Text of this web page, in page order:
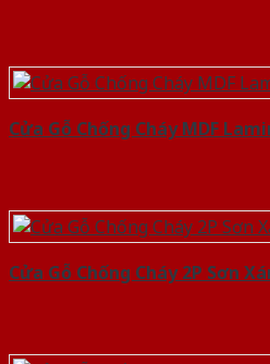
Cửa Gỗ Chống Cháy MDF
Cửa Gỗ Chống Cháy 2P Sơn